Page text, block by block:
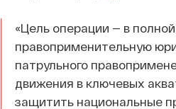
«Цель операции — в
правоприменительную
патрульного
движения в ключевых
защитить национальные